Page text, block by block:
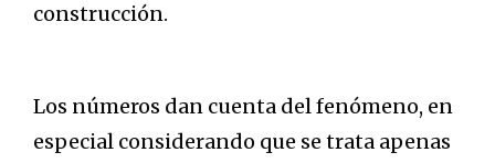
construcción.
Los números dan cuenta del fenómeno, en
especial considerando que se trata apenas